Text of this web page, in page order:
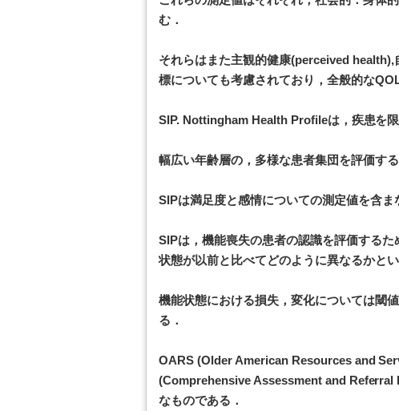
む．
それらはまた主観的健康(perceived
標についても考慮されており，全般的な
SIP. Nottingham Health Profileは，疾患を
幅広い年齢層の，多様な患者集団を評価す
SIPは満足度と感情についての測定値を含ま
SIPは，機能喪失の患者の認識を評価する
状態が以前と比べてどのように異なるかと
機能状態における損失，変化については閾
る．
OARS (Older American Resources and
(Comprehensive Assessment and Referral
なものである．